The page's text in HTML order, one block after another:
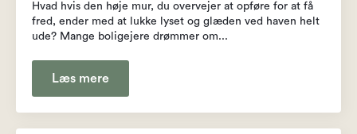
Hvad hvis den høje mur, du overvejer at opføre for at få
fred, ender med at lukke lyset og glæden ved haven helt
ude? Mange boligejere drømmer om...
Læs mere